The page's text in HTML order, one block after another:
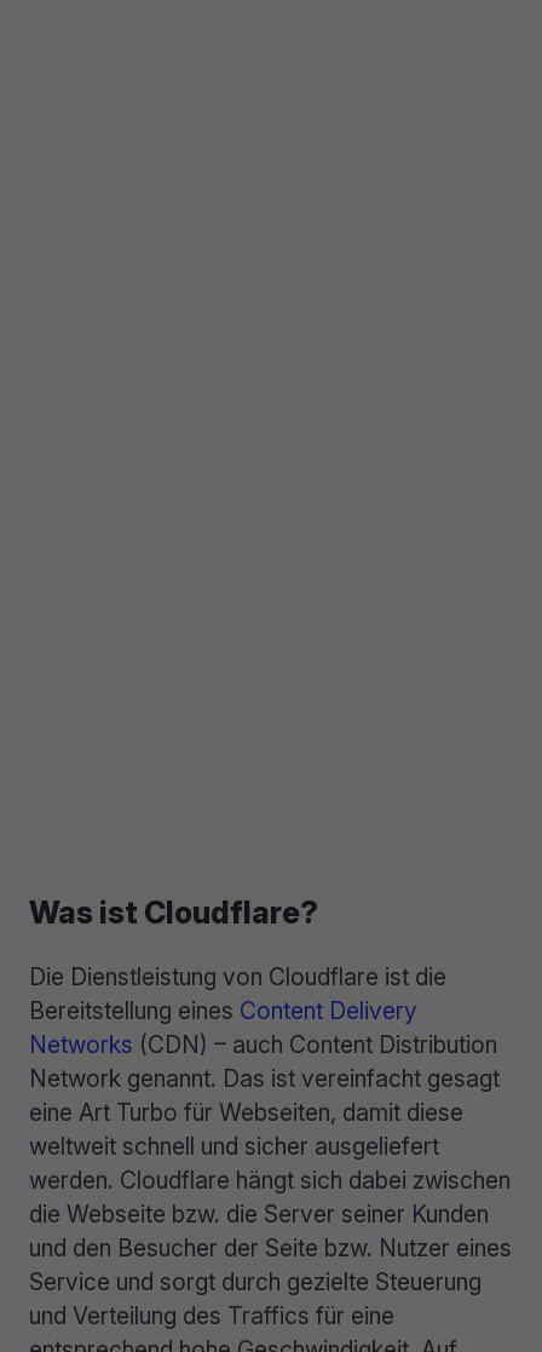
Was ist Cloudflare?
Die Dienstleistung von Cloudflare ist die
Bereitstellung eines Content Delivery
Networks (CDN) – auch Content Distribution
Network genannt. Das ist vereinfacht gesagt
eine Art Turbo für Webseiten, damit diese
weltweit schnell und sicher ausgeliefert
werden. Cloudflare hängt sich dabei zwischen
die Webseite bzw. die Server seiner Kunden
und den Besucher der Seite bzw. Nutzer eines
Service und sorgt durch gezielte Steuerung
und Verteilung des Traffics für eine